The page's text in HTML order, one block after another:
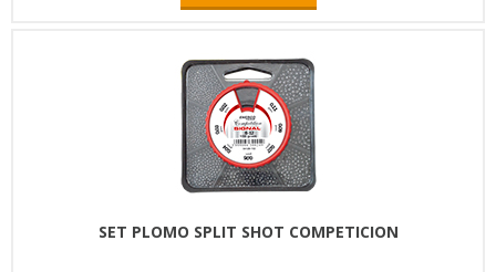
SET PLOMO SPLIT SHOT COMPETICION